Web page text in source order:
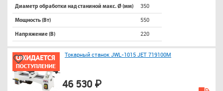
Диаметр обработки над станиной макс. Ø (мм) 350
Мощность (Вт) 550
Напряжение (В) 220
Токарный станок JWL-1015 JET 719100M
46 530 ₽